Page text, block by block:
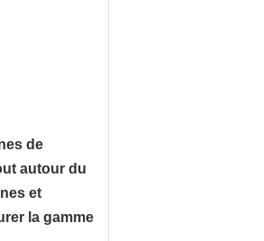
de
autour du
et
la gamme